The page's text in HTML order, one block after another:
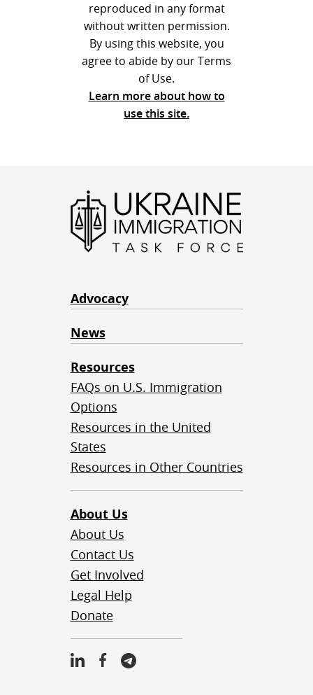
reproduced in any format
without written permission.
By using this website, you
agree to abide by our Terms
of Use.
Learn more about how to
use this site.
Advocacy
News
Resources
FAQs on U.S. Immigration
Options
Resources in the United
States
Resources in Other Countries
About Us
About Us
Contact Us
Get Involved
Legal Help
Donate